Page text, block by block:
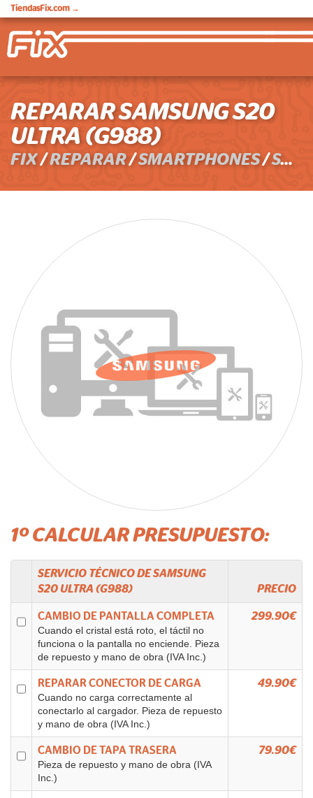
TiendasFix.com →
REPARAR SAMSUNG S20
ULTRA (G988)
FIX/REPARAR/SMARTPHONES/SAMSUNG
1º CALCULAR PRESUPUESTO:
SERVICIO TÉCNICO DESAMSUNG
S20 ULTRA (G988)
PRECIO
CAMBIO DE PANTALLA COMPLETA
Cuando el cristal está roto, el táctil no
funciona o la pantalla no enciende. Pieza
de repuesto y mano de obra (IVA Inc.)
299.90€
REPARAR CONECTOR DE CARGA
Cuando no carga correctamente al
conectarlo al cargador. Pieza de repuesto
y mano de obra (IVA Inc.)
49.90€
CAMBIO DE TAPA TRASERA
Pieza de repuesto y mano de obra (IVA
Inc.)
79.90€